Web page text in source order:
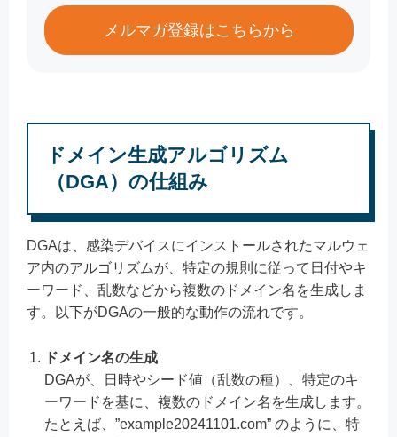
メルマガ登録はこちらから
ドメイン生成アルゴリズム
（DGA）の仕組み
DGAは、感染デバイスにインストールされたマルウェ
ア内のアルゴリズムが、特定の規則に従って日付やキ
ーワード、乱数などから複数のドメイン名を生成しま
す。以下がDGAの一般的な動作の流れです。
ドメイン名の生成
DGAが、日時やシード値（乱数の種）、特定のキ
ーワードを基に、複数のドメイン名を生成します。
たとえば、”example20241101.com” のように、特